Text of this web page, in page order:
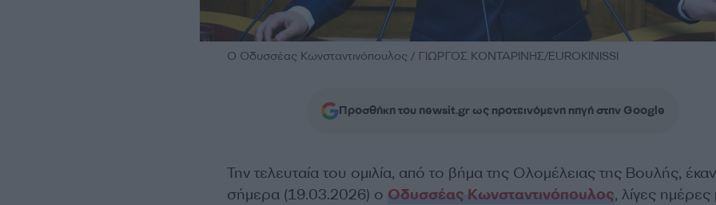
Ο Οδυσσέας Κωνσταντινόπουλος / ΓΙΩΡΓΟΣ ΚΟΝΤΑΡΙΝΗΣ/EUROKINISSI
Προσθήκη του newsit.gr ως προτεινόμενη πηγή στην Google
Την τελευταία του ομιλία, από το βήμα της Ολομέλειας της Βουλής,
σήμερα (19.03.2026) ο Οδυσσέας Κωνσταντινόπουλος, λίγες ημέρες